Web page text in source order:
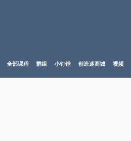
全部课程 群组 小钉锤 创造迷商城 视频